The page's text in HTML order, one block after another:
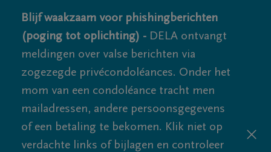
Blijf waakzaam voor phishingberichten
(poging tot oplichting) - DELA ontvangt
meldingen over valse berichten via
zogezegde privécondoléances. Onder het
mom van een condoléance tracht men
mailadressen, andere persoonsgegevens
of een betaling te bekomen. Klik niet op
verdachte links of bijlagen en controleer